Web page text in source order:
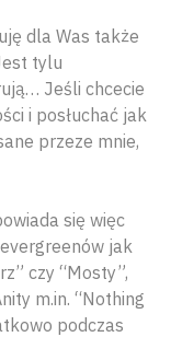
dla Was także
tylu
Jeśli chcecie
i posłuchać jak
przeze mnie,
się więc
jak
czy “Mosty”,
m.in. “Nothing
podczas